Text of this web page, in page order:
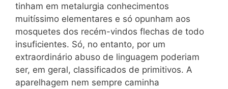
tinham em metalurgia conhecimentos
muitíssimo elementares e só opunham aos
mosquetes dos recém-vindos flechas de todo
insuficientes. Só, no entanto, por um
extraordinário abuso de linguagem poderiam
ser, em geral, classificados de primitivos. A
aparelhagem nem sempre caminha